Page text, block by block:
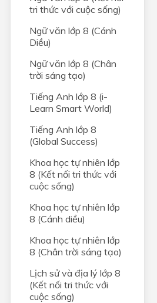
tri thức với cuộc sống)
Ngữ văn lớp 8 (Cánh
Diều)
Ngữ văn lớp 8 (Chân
trời sáng tạo)
Tiếng Anh lớp 8 (i-
Learn Smart World)
Tiếng Anh lớp 8
(Global Success)
Khoa học tự nhiên lớp
8 (Kết nối tri thức với
cuộc sống)
Khoa học tự nhiên lớp
8 (Cánh diều)
Khoa học tự nhiên lớp
8 (Chân trời sáng tạo)
Lịch sử và địa lý lớp 8
(Kết nối tri thức với
cuộc sống)